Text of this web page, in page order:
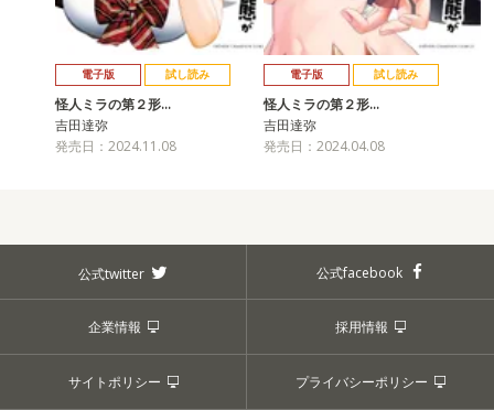
電子版 試し読み
怪人ミラの第２形…
吉田達弥
発売日：2024.11.08
電子版 試し読み
怪人ミラの第２形…
吉田達弥
発売日：2024.04.08
公式twitter 公式facebook
企業情報 採用情報
サイトポリシー プライバシーポリシー